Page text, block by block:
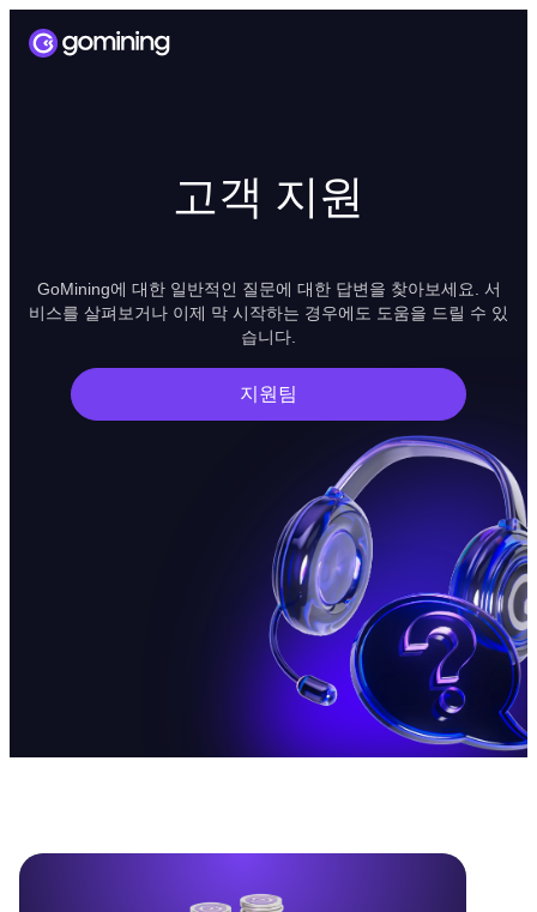
고객 지원
GoMining에 대한 일반적인 질문에 대한 답변을 찾아보세요. 서
비스를 살펴보거나 이제 막 시작하는 경우에도 도움을 드릴 수 있
습니다.
지원팀